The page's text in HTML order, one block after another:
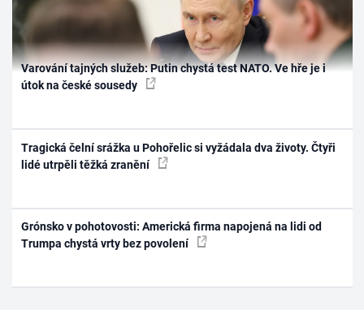
Varování tajných služeb: Putin chystá test NATO. Ve hře je i
útok na české sousedy
Tragická čelní srážka u Pohořelic si vyžádala dva životy. Čtyři
lidé utrpěli těžká zranění
Grónsko v pohotovosti: Americká firma napojená na lidi od
Trumpa chystá vrty bez povolení